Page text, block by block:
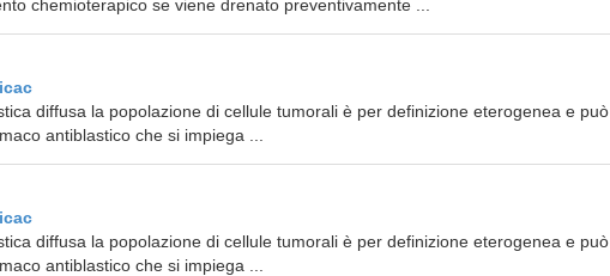
chemioterapico se viene drenato preventivamente ...
diffusa la popolazione di cellule tumorali è per definizione eterogenea e può
antiblastico che si impiega ...
diffusa la popolazione di cellule tumorali è per definizione eterogenea e può
antiblastico che si impiega ...